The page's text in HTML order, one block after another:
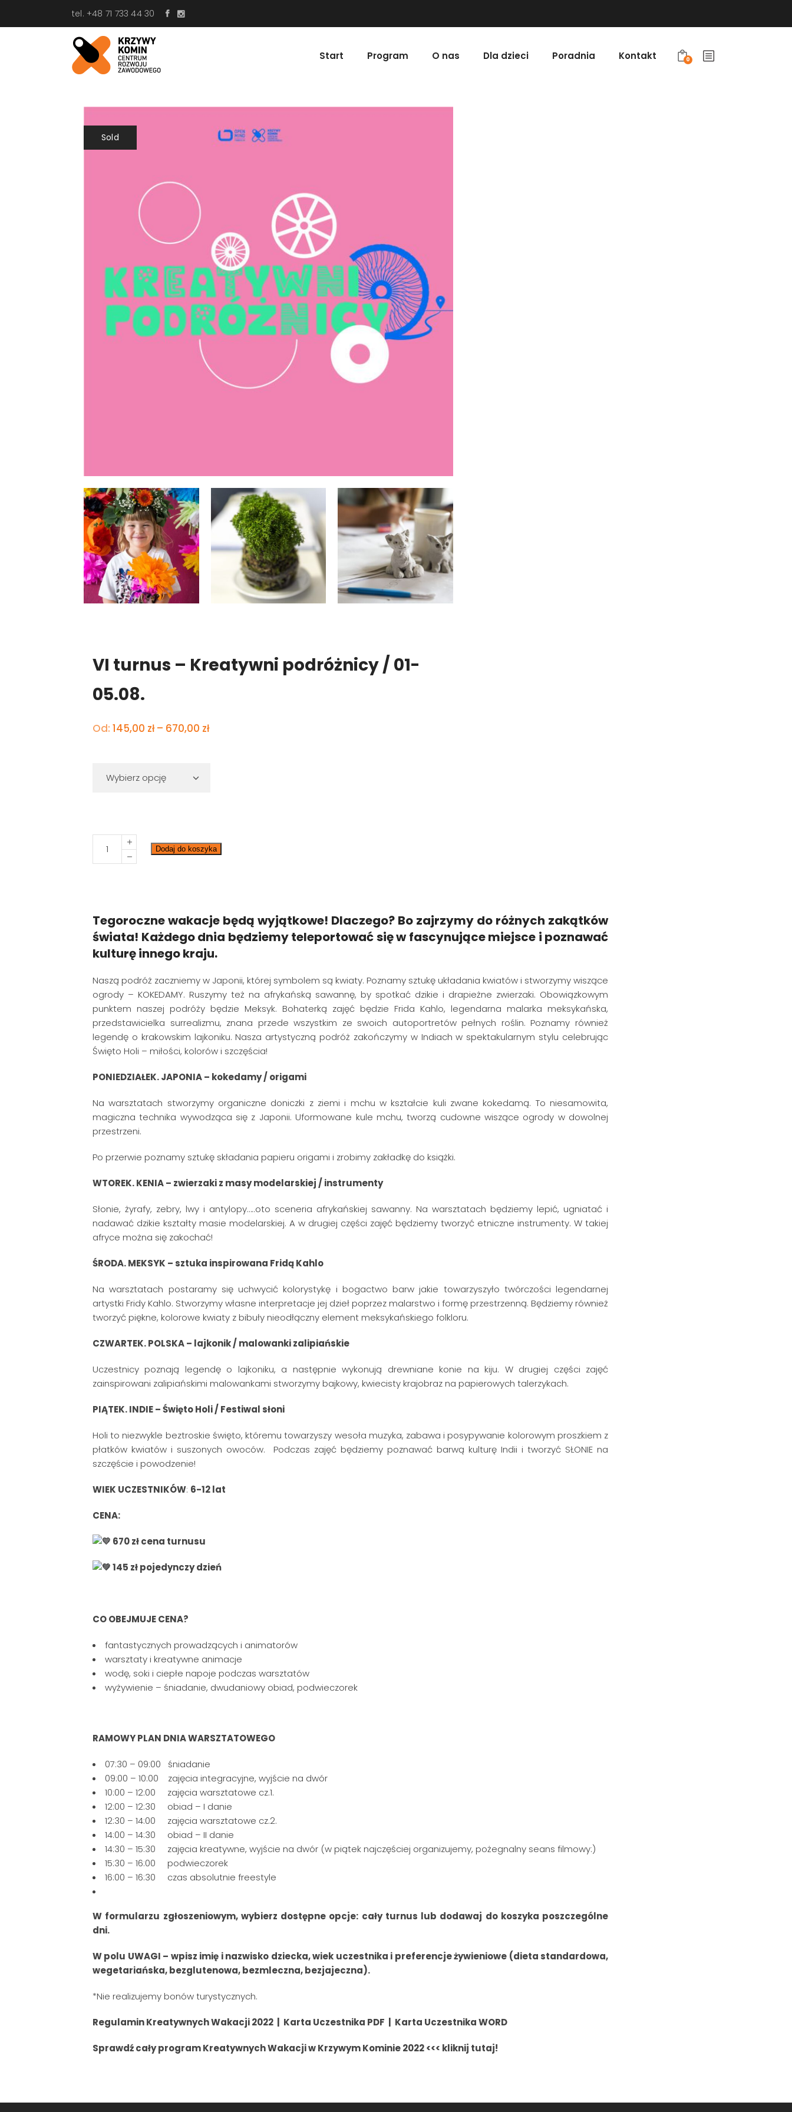
tel. +48 71 733 44 30
Start Program O nas Dla dzieci Poradnia Kontakt 0
Sold
VI turnus – Kreatywni podróżnicy / 01-
05.08.
Od: 145,00 zł – 670,00 złZakres
Wybierz opcję
turnus
01-
05.08.
quantity
Dodaj do koszyka
Tegoroczne wakacje będą wyjątkowe! Dlaczego? Bo zajrzymy do różnych zakątków
świata! Każdego dnia będziemy teleportować się w fascynujące miejsce i poznawać
kulturę innego kraju.
Naszą podróż zaczniemy w Japonii, której symbolem są kwiaty. Poznamy sztukę układania kwiatów i stworzymy wiszące
ogrody – KOKEDAMY. Ruszymy też na afrykańską sawannę, by spotkać dzikie i drapieżne zwierzaki. Obowiązkowym
punktem naszej podróży będzie Meksyk. Bohaterką zajęć będzie Frida Kahlo, legendarna malarka meksykańska,
przedstawicielka surrealizmu, znana przede wszystkim ze swoich autoportretów pełnych roślin. Poznamy również
legendę o krakowskim lajkoniku. Nasza artystyczną podróż zakończymy w Indiach w spektakularnym stylu celebrując
Święto Holi – miłości, kolorów i szczęścia!
PONIEDZIAŁEK. JAPONIA – kokedamy / origami
Na warsztatach stworzymy organiczne doniczki z ziemi i mchu w kształcie kuli zwane kokedamą. To niesamowita,
magiczna technika wywodząca się z Japonii. Uformowane kule mchu, tworzą cudowne wiszące ogrody w dowolnej
przestrzeni.
Po przerwie poznamy sztukę składania papieru origami i zrobimy zakładkę do książki.
WTOREK. KENIA – zwierzaki z masy modelarskiej / instrumenty
Słonie, żyrafy, zebry, lwy i antylopy…..oto sceneria afrykańskiej sawanny. Na warsztatach będziemy lepić, ugniatać i
nadawać dzikie kształty masie modelarskiej. A w drugiej części zajęć będziemy tworzyć etniczne instrumenty. W takiej
afryce można się zakochać!
ŚRODA. MEKSYK – sztuka inspirowana Fridą Kahlo
Na warsztatach postaramy się uchwycić kolorystykę i bogactwo barw jakie towarzyszyło twórczości legendarnej
artystki Fridy Kahlo. Stworzymy własne interpretacje jej dzieł poprzez malarstwo i formę przestrzenną. Będziemy również
tworzyć piękne, kolorowe kwiaty z bibuły nieodłączny element meksykańskiego folkloru.
CZWARTEK. POLSKA – lajkonik / malowanki zalipiańskie
Uczestnicy poznają legendę o lajkoniku, a następnie wykonują drewniane konie na kiju. W drugiej części zajęć
zainspirowani zalipiańskimi malowankami stworzymy bajkowy, kwiecisty krajobraz na papierowych talerzykach.
PIĄTEK. INDIE – Święto Holi / Festiwal słoni
Holi to niezwykle beztroskie święto, któremu towarzyszy wesoła muzyka, zabawa i posypywanie kolorowym proszkiem z
płatków kwiatów i suszonych owoców.
Podczas zajęć będziemy poznawać barwą kulturę Indii i tworzyć SŁONIE na
szczęście i powodzenie!
WIEK UCZESTNIKÓW: 6-12 lat
CENA:
670 zł cena turnusu
145 zł pojedynczy dzień
CO OBEJMUJE CENA?
fantastycznych prowadzących i animatorów
warsztaty i kreatywne animacje
wodę, soki i ciepłe napoje podczas warsztatów
wyżywienie – śniadanie, dwudaniowy obiad, podwieczorek
RAMOWY PLAN DNIA WARSZTATOWEGO
07:30 – 09:00 śniadanie
09:00 – 10:00 zajęcia integracyjne, wyjście na dwór
10:00 – 12:00 zajęcia warsztatowe cz.1.
12:00 – 12:30 obiad – I danie
12:30 – 14:00 zajęcia warsztatowe cz.2.
14:00 – 14:30 obiad – II danie
14:30 – 15:30 zajęcia kreatywne, wyjście na dwór (w piątek najczęściej organizujemy, pożegnalny seans filmowy:)
15:30 – 16:00 podwieczorek
16:00 – 16:30 czas absolutnie freestyle
W formularzu zgłoszeniowym, wybierz dostępne opcje: cały turnus lub dodawaj do koszyka poszczególne
dni.
W polu UWAGI – wpisz imię i nazwisko dziecka, wiek uczestnika i preferencje żywieniowe (dieta standardowa,
wegetariańska, bezglutenowa, bezmleczna, bezjajeczna).
*Nie realizujemy bonów turystycznych.
Regulamin Kreatywnych Wakacji 2022 | Karta Uczestnika PDF | Karta Uczestnika WORD
Sprawdź cały program Kreatywnych Wakacji w Krzywym Kominie 2022 <<< kliknij tutaj!